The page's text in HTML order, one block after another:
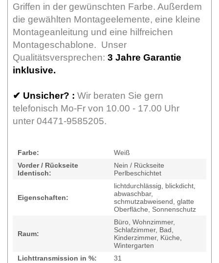
Griffen in der gewünschten Farbe. Außerdem
die gewählten Montageelemente, eine kleine
Montageanleitung und eine hilfreichen
Montageschablone. Unser
Qualitätsversprechen: 3 Jahre Garantie
inklusive.
✔ Unsicher? : Wir beraten Sie gern
telefonisch Mo-Fr von 10.00 - 17.00 Uhr
unter 04471-9585205.
Farbe:
Weiß
Vorder / Rückseite
Identisch:
Nein / Rückseite
Perlbeschichtet
Eigenschaften:
lichtdurchlässig, blickdicht,
abwaschbar,
schmutzabweisend, glatte
Oberfläche, Sonnenschutz
Raum:
Büro, Wohnzimmer,
Schlafzimmer, Bad,
Kinderzimmer, Küche,
Wintergarten
Lichttransmission in %:
31